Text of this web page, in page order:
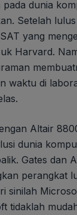
pada dunia
Setelah
yang
Harvard.
waktu di
Altair
dunia
Gates dan
perangkat
sinilah
tidaklah